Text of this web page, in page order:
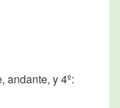
andante, y 4º: